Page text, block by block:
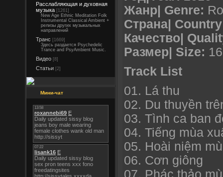
Расслабляющая и духовная
музыка [1261]
New Age Ethnic Meditation Folk
Instrumental Classical Ambient +
релизы других музыкальных
направлений
Транс [1669]
Здесь раздается Psychedelic
Trance and PsyAmbient Music.
Видео [8]
Статьи [2]
Мини-чат
Жанр| Genre:
Страна|
Качество|
Размер| Size:
Track List
01. Lá thu
02. Du thuyền
03. Tình ca ban
04. Tiếng mùa
05. Hoài niệm
06. Cơn giông
07. Phác thảo